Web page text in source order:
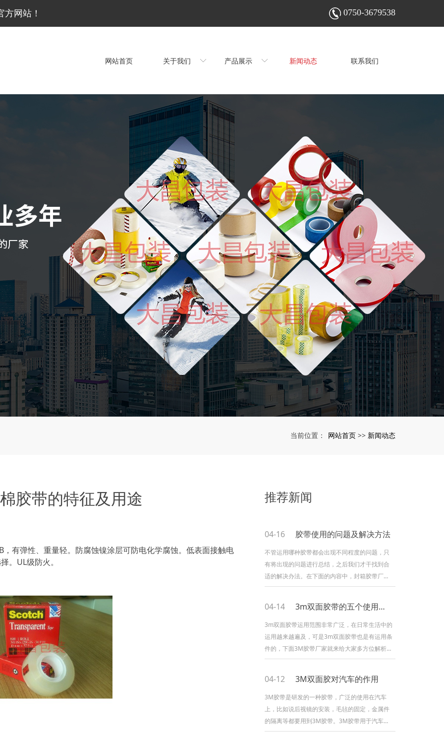
网站！ 0750-3679538
网站首页 关于我们 产品展示 新闻动态 联系我们
当前位置： 网站首页 >> 新闻动态
胶带的特征及用途
弹性、重量轻。防腐蚀镍涂层可防电化学腐蚀。低表面接触电
。UL级防火。
推荐新闻
04-16 胶带使用的问题及解决方法
不管运用哪种胶带都会出现不同程度的问题，只
有将出现的问题进行总结，之后我们才干找到合
适的解决办法。在下面的内容中，封箱胶带厂就
来介绍几个运用中的问题及解决方法。胶带起翘
一些粘性较强的胶带。2.有时候会出现贴标机压
轮压力不行，解决办法和一条相同即可。3.标签
面材的问题，我们应该选择标签面材时考虑贴标
物体是平面仍是曲面，是大直径仍是小直径，是
04-14 3m双面胶带的五个使用条件
3m双面胶带运用范围非常广泛，在日常生活中的
运用越来越遍及，可是3m双面胶带也是有运用条
件的，下面3M胶带厂家就来给大家多方位解析
3m双面胶带的运用条件。1、首先对粘着外表需
1：1IPA(异丙醇)与水的混合液进行外表擦试清洁
后,等到其外表枯燥。2、待清洁溶剂枯燥后，将
胶带贴合于粘着外表，以滚筒或其他方法施以约
15PSI(1.05公斤/平方厘米)
04-12 3M双面胶对汽车的作用
3M胶带是研发的一种胶带，广泛的使用在汽车
上，比如说后视镜的安装，毛毡的固定，金属件
的隔离等都要用到3M胶带。3M胶带用于汽车上
可以起到降低噪音、减少振幅的作用。3M双面胶